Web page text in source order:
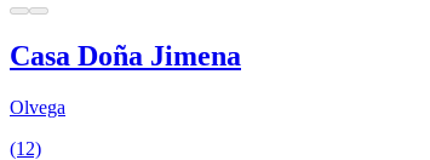
Casa Doña Jimena
Olvega
(12)